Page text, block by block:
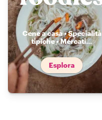
Cene a casa • Specialità
tipiche • Mercati...
Esplora